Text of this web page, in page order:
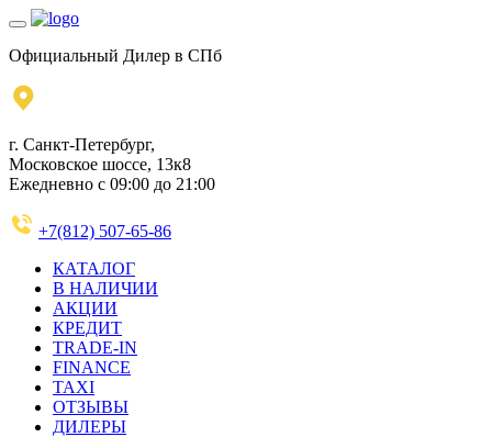
Официальный Дилер в СПб
г. Санкт-Петербург,
Московское шоссе, 13к8
Ежедневно с 09:00 до 21:00
+7(812) 507-65-86
КАТАЛОГ
В НАЛИЧИИ
АКЦИИ
КРЕДИТ
TRADE-IN
FINANCE
TAXI
ОТЗЫВЫ
ДИЛЕРЫ